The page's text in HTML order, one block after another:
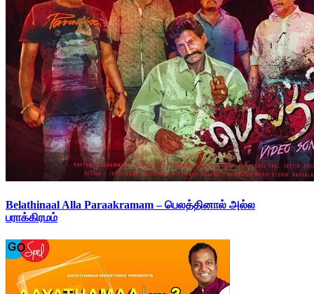
Belathinaal Alla Paraakramam – பெலத்தினால் அல்ல
பராக்கிரமம்